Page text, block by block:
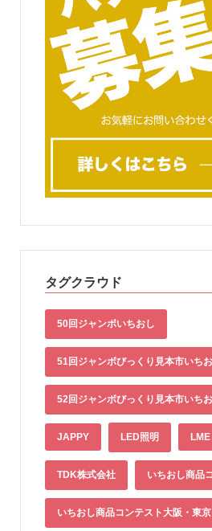
タグクラウド
50回ジャンボいちおし
51回ジャンボびっくり見本市いち
52回ジャンボびっくり見本市いち
JAPPY LED照明 LME
TDK株式会社 いちおし商品
いちおし商品コンテスト大阪・東京